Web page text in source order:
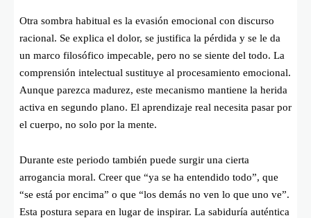
Otra sombra habitual es la evasión emocional con discurso
racional. Se explica el dolor, se justifica la pérdida y se le da
un marco filosófico impecable, pero no se siente del todo. La
comprensión intelectual sustituye al procesamiento emocional.
Aunque parezca madurez, este mecanismo mantiene la herida
activa en segundo plano. El aprendizaje real necesita pasar por
el cuerpo, no solo por la mente.
Durante este periodo también puede surgir una cierta
arrogancia moral. Creer que “ya se ha entendido todo”, que
“se está por encima” o que “los demás no ven lo que uno ve”.
Esta postura separa en lugar de inspirar. La sabiduría auténtica